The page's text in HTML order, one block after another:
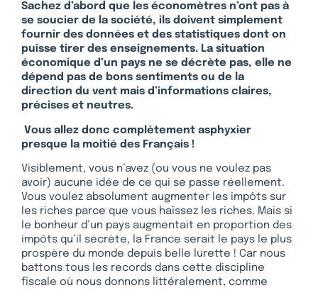
Sachez d’abord que les économètres n’ont pas à
se soucier de la société, ils doivent simplement
fournir des données et des statistiques dont on
puisse tirer des enseignements. La situation
économique d’un pays ne se décrète pas, elle ne
dépend pas de bons sentiments ou de la
direction du vent mais d’informations claires,
précises et neutres.
Vous allez donc complètement asphyxier
presque la moitié des Français !
Visiblement, vous n’avez (ou vous ne voulez pas
avoir) aucune idée de ce qui se passe réellement.
Vous voulez absolument augmenter les impôts sur
les riches parce que vous haïssez les riches. Mais si
le bonheur d’un pays augmentait en proportion des
impôts qu’il sécrète, la France serait le pays le plus
prospère du monde depuis belle lurette ! Car nous
battons tous les records dans cette discipline
fiscale où nous donnons littéralement, comme